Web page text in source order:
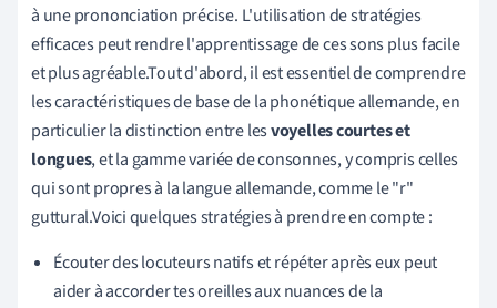
à une prononciation précise. L'utilisation de stratégies
efficaces peut rendre l'apprentissage de ces sons plus facile
et plus agréable.Tout d'abord, il est essentiel de comprendre
les caractéristiques de base de la phonétique allemande, en
particulier la distinction entre lesvoyelles courtes et
longues, et la gamme variée de consonnes, y compris celles
qui sont propres à la langue allemande, comme le "r"
guttural.Voici quelques stratégies à prendre en compte :
Écouter des locuteurs natifs et répéter après eux peut
aider à accorder tes oreilles aux nuances de la